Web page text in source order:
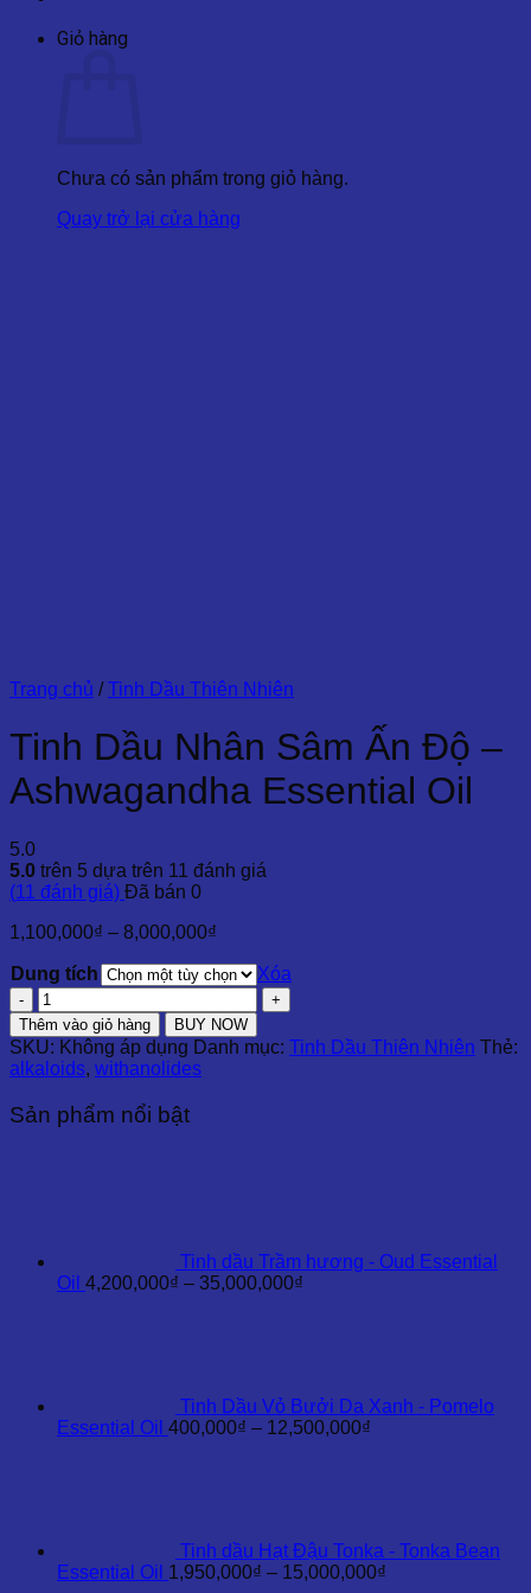
Giỏ hàng
Chưa có sản phẩm trong giỏ hàng.
Quay trở lại cửa hàng
Trang chủ / Tinh Dầu Thiên Nhiên
Tinh Dầu Nhân Sâm Ấn Độ –
Ashwagandha Essential Oil
5.0
5.0 trên 5 dựa trên 11 đánh giá
(11 đánh giá) Đã bán 0
1,100,000₫ – 8,000,000₫
từ
1,100,000₫
đến
8,000,000₫
Dung tích
Xóa
Tinh
Dầu
Nhân
Sâm
Ấn
-
Thêm vào giỏ hàng BUY NOW
SKU: Không áp dụng Danh mục: Tinh Dầu Thiên Nhiên Thẻ:
alkaloids, withanolides
Sản phẩm nổi bật
Tinh dầu Trầm hương - Oud Essential
Oil 4,200,000₫ – 35,000,000₫
Tinh Dầu Vỏ Bưởi Da Xanh - Pomelo
Essential Oil 400,000₫ – 12,500,000₫
Tinh dầu Hạt Đậu Tonka - Tonka Bean
Essential Oil 1,950,000₫ – 15,000,000₫